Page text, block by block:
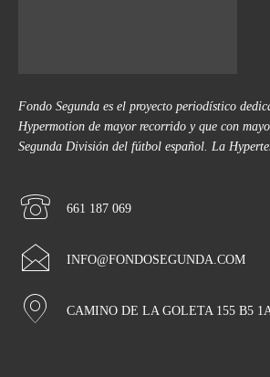
Fondo Segunda es el proyecto periodístico
Hypermotion de mayor recorrido y que con
Segunda División del fútbol español. La
661 187 069
INFO@FONDOSEGUNDA.COM
CAMINO DE LA GOLETA 155 B5